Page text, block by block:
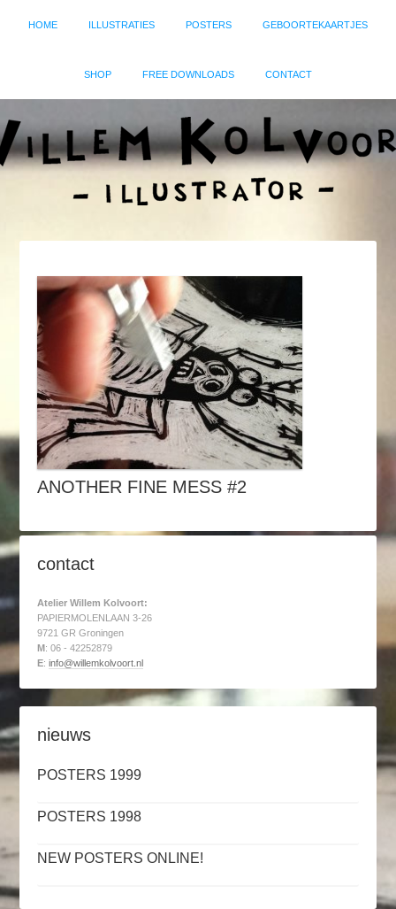
HOME ILLUSTRATIES POSTERS GEBOORTEKAARTJES
SHOP FREE DOWNLOADS CONTACT
ANOTHER FINE MESS #2
contact
Atelier Willem Kolvoort:
PAPIERMOLENLAAN 3-26
9721 GR Groningen
M: 06 - 42252879
E:info@willemkolvoort.nl
nieuws
POSTERS 1999
POSTERS 1998
NEW POSTERS ONLINE!